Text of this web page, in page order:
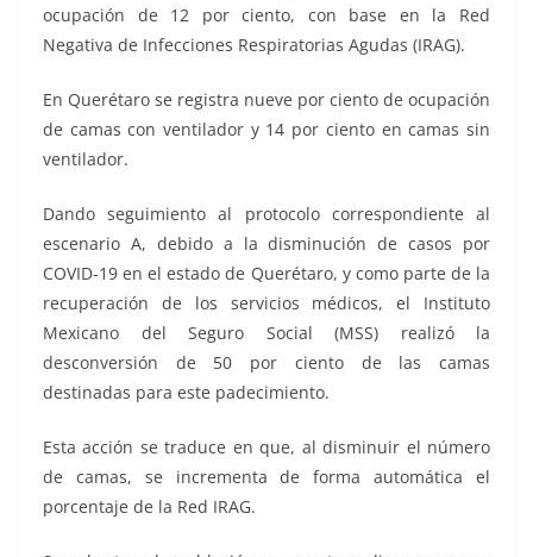
ocupación de 12 por ciento, con base en la Red
Negativa de Infecciones Respiratorias Agudas (IRAG).
En Querétaro se registra nueve por ciento de ocupación
de camas con ventilador y 14 por ciento en camas sin
ventilador.
Dando seguimiento al protocolo correspondiente al
escenario A, debido a la disminución de casos por
COVID-19 en el estado de Querétaro, y como parte de la
recuperación de los servicios médicos, el Instituto
Mexicano del Seguro Social (MSS) realizó la
desconversión de 50 por ciento de las camas
destinadas para este padecimiento.
Esta acción se traduce en que, al disminuir el número
de camas, se incrementa de forma automática el
porcentaje de la Red IRAG.